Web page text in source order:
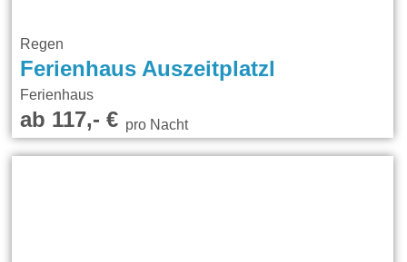
Regen
Ferienhaus Auszeitplatzl
Ferienhaus
ab 117,- €pro Nacht